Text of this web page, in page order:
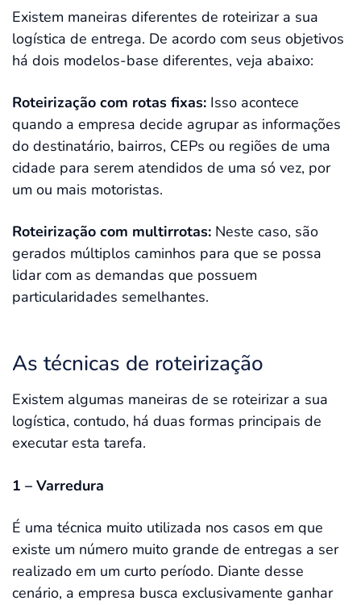
Existem maneiras diferentes de roteirizar a sua
logística de entrega. De acordo com seus objetivos
há dois modelos-base diferentes, veja abaixo:
Roteirização com rotas fixas: Isso acontece
quando a empresa decide agrupar as informações
do destinatário, bairros, CEPs ou regiões de uma
cidade para serem atendidos de uma só vez, por
um ou mais motoristas.
Roteirização com multirrotas: Neste caso, são
gerados múltiplos caminhos para que se possa
lidar com as demandas que possuem
particularidades semelhantes.
As técnicas de roteirização
Existem algumas maneiras de se roteirizar a sua
logística, contudo, há duas formas principais de
executar esta tarefa.
1 – Varredura
É uma técnica muito utilizada nos casos em que
existe um número muito grande de entregas a ser
realizado em um curto período. Diante desse
cenário, a empresa busca exclusivamente ganhar